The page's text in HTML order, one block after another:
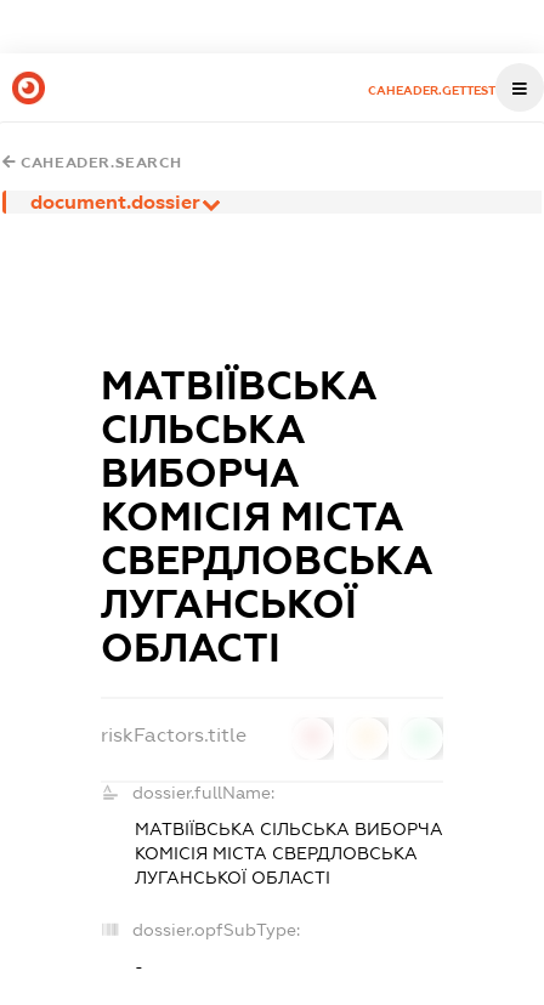
CAHEADER.GETTEST
CAHEADER.SEARCH
document.dossier
МАТВІЇВСЬКА
СІЛЬСЬКА
ВИБОРЧА
КОМІСІЯ МІСТА
СВЕРДЛОВСЬКА
ЛУГАНСЬКОЇ
ОБЛАСТІ
riskFactors.title
dossier.fullName:
МАТВІЇВСЬКА СІЛЬСЬКА ВИБОРЧА
КОМІСІЯ МІСТА СВЕРДЛОВСЬКА
ЛУГАНСЬКОЇ ОБЛАСТІ
dossier.opfSubType:
-